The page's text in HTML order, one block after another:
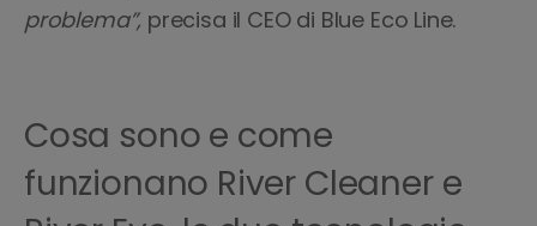
problema”, precisa il CEO di Blue Eco Line.
Cosa sono e come
funzionano River Cleaner e